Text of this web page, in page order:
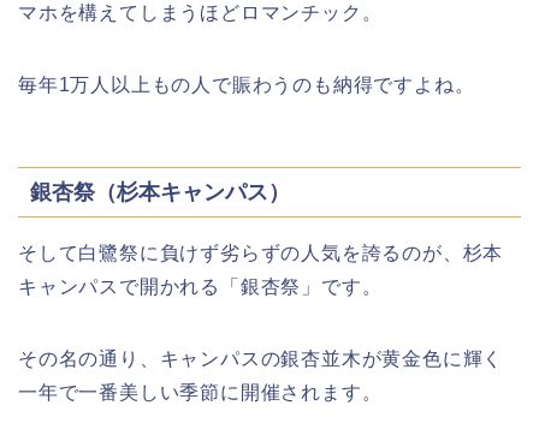
マホを構えてしまうほどロマンチック。
毎年1万人以上もの人で賑わうのも納得ですよね。
銀杏祭（杉本キャンパス）
そして白鷺祭に負けず劣らずの人気を誇るのが、杉本
キャンパスで開かれる「銀杏祭」です。
その名の通り、キャンパスの銀杏並木が黄金色に輝く
一年で一番美しい季節に開催されます。